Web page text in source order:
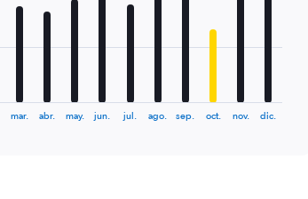
mar. abr. may. jun. jul. ago. sep. oct. nov. dic.